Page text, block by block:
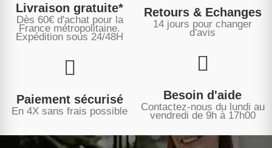
Livraison gratuite*
Dès 60€ d'achat pour la
France métropolitaine.
Expédition sous 24/48H
Retours & Echanges
14 jours pour changer
d'avis
Paiement sécurisé
En 4X sans frais possible
Besoin d'aide
Contactez-nous du lundi au
vendredi de 9h à 17h00